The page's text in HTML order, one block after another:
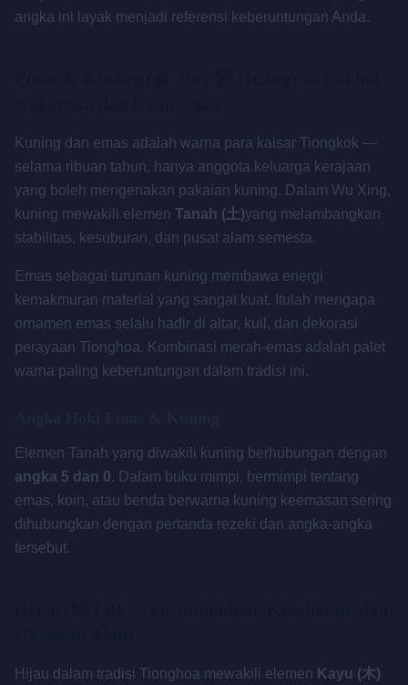
angka ini layak menjadi referensi keberuntungan Anda.
Kuning dan emas adalah warna para kaisar Tiongkok —
selama ribuan tahun, hanya anggota keluarga kerajaan
yang boleh mengenakan pakaian kuning. Dalam Wu Xing,
kuning mewakili elemen Tanah (土)yang melambangkan
stabilitas, kesuburan, dan pusat alam semesta.
Emas sebagai turunan kuning membawa energi
kemakmuran material yang sangat kuat. Itulah mengapa
ornamen emas selalu hadir di altar, kuil, dan dekorasi
perayaan Tionghoa. Kombinasi merah-emas adalah palet
warna paling keberuntungan dalam tradisi ini.
Elemen Tanah yang diwakili kuning berhubungan dengan
angka 5 dan 0. Dalam buku mimpi, bermimpi tentang
emas, koin, atau benda berwarna kuning keemasan sering
dihubungkan dengan pertanda rezeki dan angka-angka
tersebut.
Hijau dalam tradisi Tionghoa mewakili elemen Kayu (木)